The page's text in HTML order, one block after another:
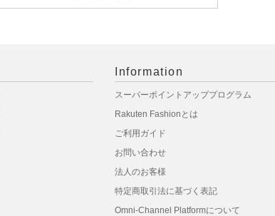
Information
スーパーポイントアッププログラム
Rakuten Fashionとは
ご利用ガイド
お問い合わせ
法人のお客様
特定商取引法に基づく表記
Omni-Channel Platformについて